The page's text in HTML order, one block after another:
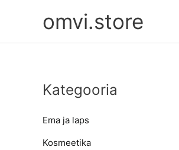
omvi.store
Kategooria
Ema ja laps
Kosmeetika